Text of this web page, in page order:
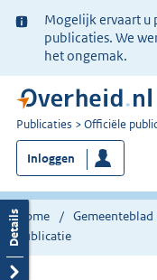
Ter
informatie:
Mogelijk ervaart u
publicaties. We
het ongemak.
U
bent
nu
hier:
Publicaties Officiële
Inloggen
Home
publicatie